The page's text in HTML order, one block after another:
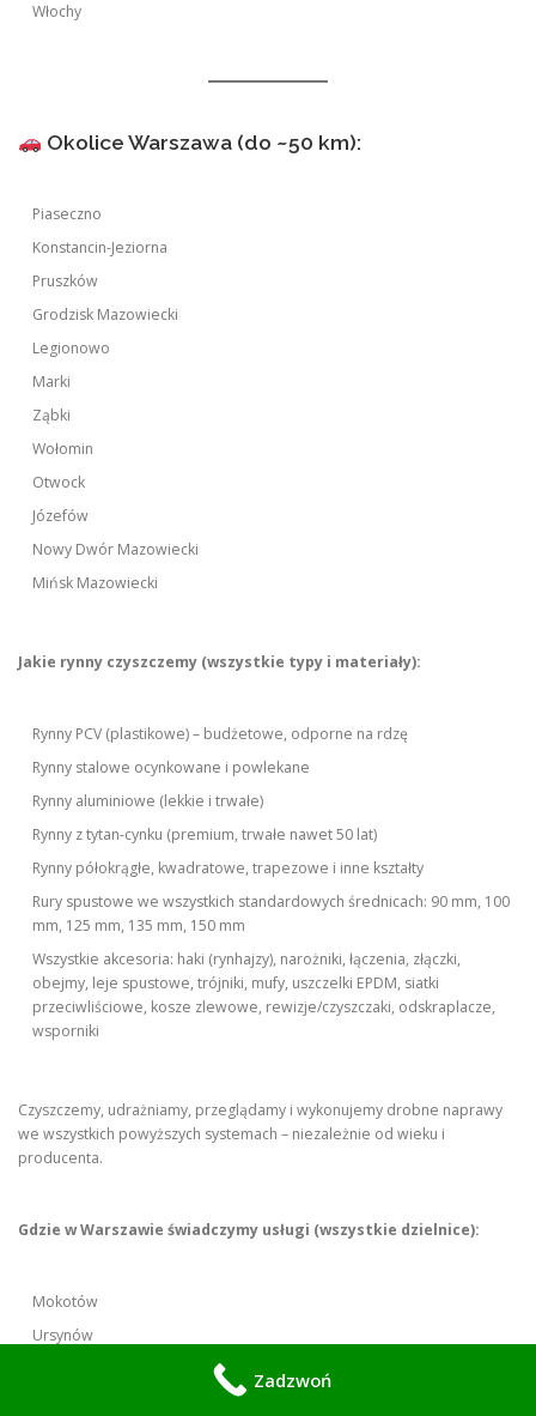
Włochy
Okolice Warszawa (do ~50 km):
Piaseczno
Konstancin-Jeziorna
Pruszków
Grodzisk Mazowiecki
Legionowo
Marki
Ząbki
Wołomin
Otwock
Józefów
Nowy Dwór Mazowiecki
Mińsk Mazowiecki
Jakie rynny czyszczemy (wszystkie typy i materiały):
Rynny PCV (plastikowe) – budżetowe, odporne na rdzę
Rynny stalowe ocynkowane i powlekane
Rynny aluminiowe (lekkie i trwałe)
Rynny z tytan-cynku (premium, trwałe nawet 50 lat)
Rynny półokrągłe, kwadratowe, trapezowe i inne kształty
Rury spustowe we wszystkich standardowych średnicach: 90 mm, 100
mm, 125 mm, 135 mm, 150 mm
Wszystkie akcesoria: haki (rynhajzy), narożniki, łączenia, złączki,
obejmy, leje spustowe, trójniki, mufy, uszczelki EPDM, siatki
przeciwliściowe, kosze zlewowe, rewizje/czyszczaki, odskraplacze,
wsporniki
Czyszczemy, udrażniamy, przeglądamy i wykonujemy drobne naprawy
we wszystkich powyższych systemach – niezależnie od wieku i
producenta.
Gdzie w Warszawie świadczymy usługi (wszystkie dzielnice):
Mokotów
Ursynów
Zadzwoń